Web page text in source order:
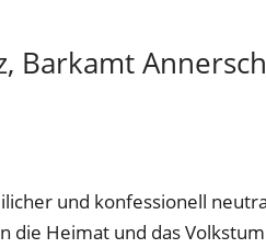
Barkamt
und konfessionell
Heimat und das